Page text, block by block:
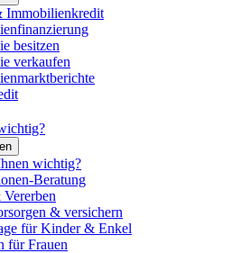
Immobilienkredit
besitzen
verkaufen
wichtig?
Beratung
& versichern
für Kinder & Enkel
für Frauen